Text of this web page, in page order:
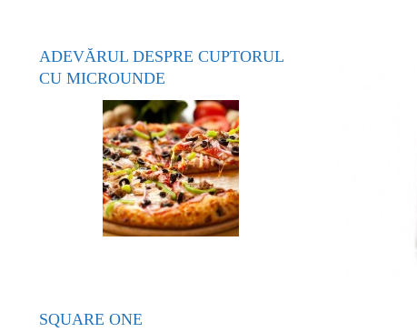
ADEVĂRUL DESPRE CUPTORUL
CU MICROUNDE
SQUARE ONE